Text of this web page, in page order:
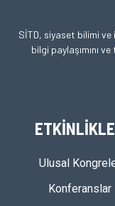
SİTD, siyaset bilimi
bilgi paylaşımını
Ulusal
Konferanslar